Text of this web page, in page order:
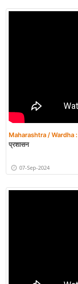
Maharashtra / Wardha :
प्रशासन
07-Sep-2024